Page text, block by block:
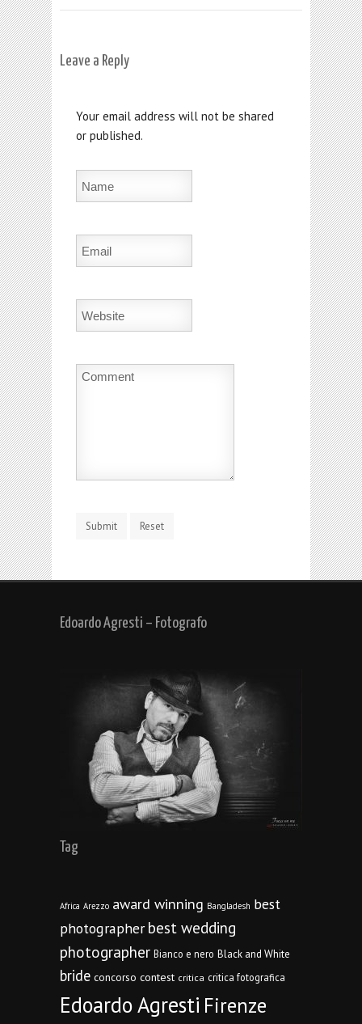
Leave a Reply
Your email address will not be shared
or published.
Edoardo Agresti – Fotografo
Tag
Africa Arezzo award winning Bangladesh best
photographer best wedding
photographer Bianco e nero Black and White
bride concorso contest critica critica fotografica
Edoardo Agresti Firenze